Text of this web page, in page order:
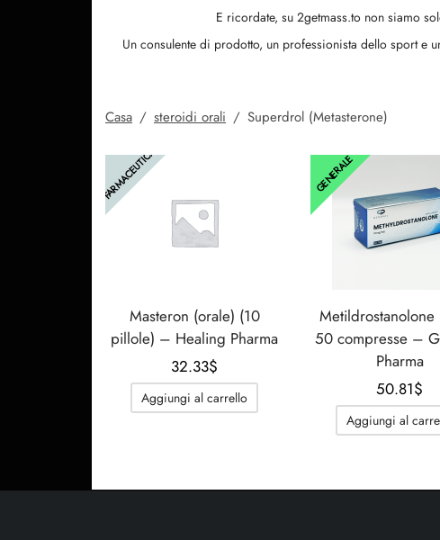
E ricordate, su 2getmass.to non siamo
Un consulente di prodotto, un professionista dello sport e
Casa / steroidi orali / Superdrol (Metasterone)
FARMACEUTICA
Masteron (orale) (10
pillole) – Healing Pharma
32.33$
Aggiungi al carrello
GENERALE
Metildrostanolone
50 compresse –
Pharma
50.81$
Aggiungi al